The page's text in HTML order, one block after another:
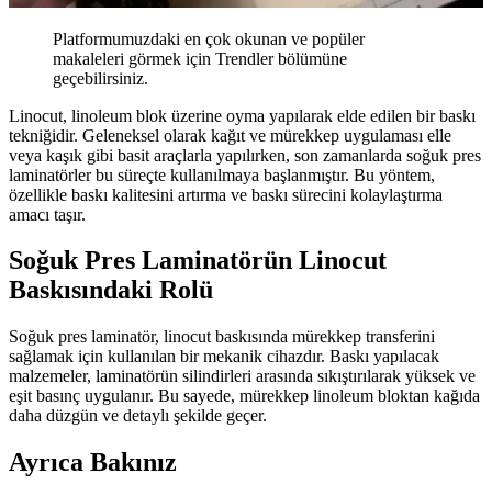
Platformumuzdaki en çok okunan ve popüler
makaleleri görmek için Trendler bölümüne
geçebilirsiniz.
Linocut, linoleum blok üzerine oyma yapılarak elde edilen bir baskı
tekniğidir. Geleneksel olarak kağıt ve mürekkep uygulaması elle
veya kaşık gibi basit araçlarla yapılırken, son zamanlarda soğuk pres
laminatörler bu süreçte kullanılmaya başlanmıştır. Bu yöntem,
özellikle baskı kalitesini artırma ve baskı sürecini kolaylaştırma
amacı taşır.
Soğuk Pres Laminatörün Linocut
Baskısındaki Rolü
Soğuk pres laminatör, linocut baskısında mürekkep transferini
sağlamak için kullanılan bir mekanik cihazdır. Baskı yapılacak
malzemeler, laminatörün silindirleri arasında sıkıştırılarak yüksek ve
eşit basınç uygulanır. Bu sayede, mürekkep linoleum bloktan kağıda
daha düzgün ve detaylı şekilde geçer.
Ayrıca Bakınız